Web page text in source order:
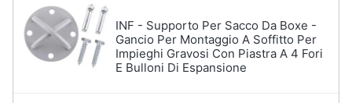
INF - Supporto Per Sacco Da Boxe -
Gancio Per Montaggio A Soffitto Per
Impieghi Gravosi Con Piastra A 4 Fori
E Bulloni Di Espansione